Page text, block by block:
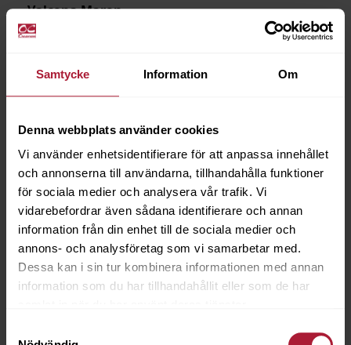
Samtycke Information Om
Denna webbplats använder cookies
Vi använder enhetsidentifierare för att anpassa innehållet
och annonserna till användarna, tillhandahålla funktioner
för sociala medier och analysera vår trafik. Vi
vidarebefordrar även sådana identifierare och annan
information från din enhet till de sociala medier och
annons- och analysföretag som vi samarbetar med.
Dessa kan i sin tur kombinera informationen med annan
information som du har tillhandahållit eller som de har
Valcona Maron
VAL-6208
Beställningsvara